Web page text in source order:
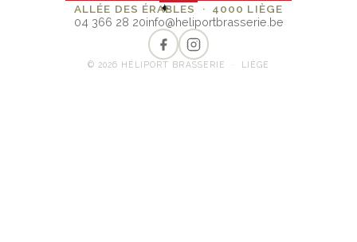
✦
ALLÉE DES ÉRABLES · 4000 LIÈGE
04 366 28 20info@heliportbrasserie.be
© 2026 HÉLIPORT BRASSERIE · LIÈGE